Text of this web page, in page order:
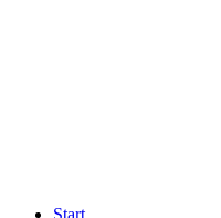
Start